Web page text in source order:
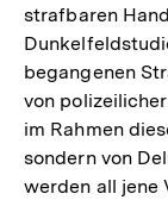
strafbaren
begangenen
von
im Rahmen
sondern von
werden all jene